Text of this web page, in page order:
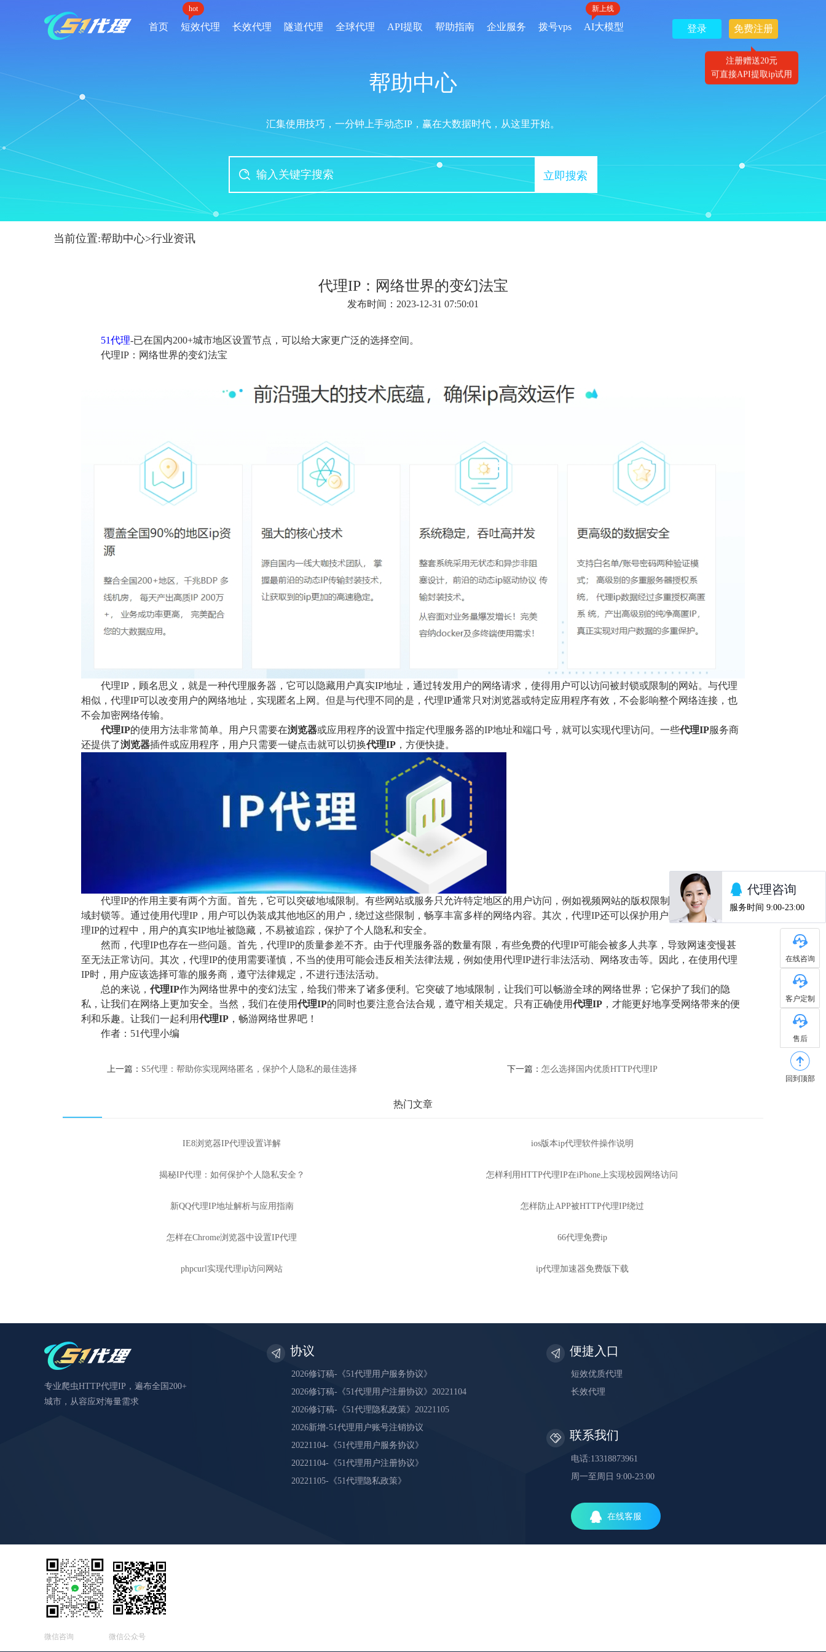
首页
hot
短效代理 长效代理 隧道代理 全球代理 API提取 帮助指南 企业服务 拨号vps
新上线
AI大模型 登录
注册赠送20元
可直接API提取ip试用
免费注册
帮助中心
汇集使用技巧，一分钟上手动态IP，赢在大数据时代，从这里开始。
立即搜索
当前位置:帮助中心>行业资讯
代理IP：网络世界的变幻法宝
发布时间：2023-12-31 07:50:01
51代理-已在国内200+城市地区设置节点，可以给大家更广泛的选择空间。
代理IP：网络世界的变幻法宝
代理IP，顾名思义，就是一种代理服务器，它可以隐藏用户真实IP地址，通过转发用户的网络请求，使得用户可以访问被封锁或限制的网站。与代理
相似，代理IP可以改变用户的网络地址，实现匿名上网。但是与代理不同的是，代理IP通常只对浏览器或特定应用程序有效，不会影响整个网络连接，也
不会加密网络传输。
代理IP的使用方法非常简单。用户只需要在浏览器或应用程序的设置中指定代理服务器的IP地址和端口号，就可以实现代理访问。一些代理IP服务商
还提供了浏览器插件或应用程序，用户只需要一键点击就可以切换代理IP ，方便快捷。
代理IP的作用主要有两个方面。首先，它可以突破地域限制。有些网站或服务只允许特定地区的用户访问，例如视频网站的版权限制、在线游戏的地
域封锁等。通过使用代理IP，用户可以伪装成其他地区的用户，绕过这些限制，畅享丰富多样的网络内容。其次，代理IP还可以保护用户隐私。在使用代
理IP的过程中，用户的真实IP地址被隐藏，不易被追踪，保护了个人隐私和安全。
然而，代理IP也存在一些问题。首先，代理IP的质量参差不齐。由于代理服务器的数量有限，有些免费的代理IP可能会被多人共享，导致网速变慢甚
至无法正常访问。其次，代理IP的使用需要谨慎，不当的使用可能会违反相关法律法规，例如使用代理IP进行非法活动、网络攻击等。因此，在使用代理
IP时，用户应该选择可靠的服务商，遵守法律规定，不进行违法活动。
总的来说， 代理IP作为网络世界中的变幻法宝，给我们带来了诸多便利。它突破了地域限制，让我们可以畅游全球的网络世界；它保护了我们的隐
私，让我们在网络上更加安全。当然，我们在使用代理IP的同时也要注意合法合规，遵守相关规定。只有正确使用代理IP ，才能更好地享受网络带来的便
利和乐趣。让我们一起利用代理IP ，畅游网络世界吧！
作者：51代理小编
上一篇： S5代理：帮助你实现网络匿名，保护个人隐私的最佳选择 下一篇： 怎么选择国内优质HTTP代理IP
热门文章
IE8浏览器IP代理设置详解 ios版本ip代理软件操作说明
揭秘IP代理：如何保护个人隐私安全？ 怎样利用HTTP代理IP在iPhone上实现校园网络访问
新QQ代理IP地址解析与应用指南 怎样防止APP被HTTP代理IP绕过
怎样在Chrome浏览器中设置IP代理 66代理免费ip
phpcurl实现代理ip访问网站 ip代理加速器免费版下载
在线咨询
客户定制
售后
回到顶部
专业爬虫HTTP代理IP，遍布全国200+
城市，从容应对海量需求
协议
2026修订稿-《51代理用户服务协议》
2026修订稿-《51代理用户注册协议》20221104
2026修订稿-《51代理隐私政策》20221105
2026新增-51代理用户账号注销协议
20221104-《51代理用户服务协议》
20221104-《51代理用户注册协议》
20221105-《51代理隐私政策》
便捷入口
短效优质代理
长效代理
联系我们
电话:13318873961
周一至周日 9:00-23:00
在线客服
微信咨询 微信公众号